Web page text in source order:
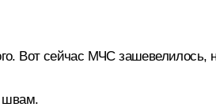
Вот сейчас МЧС зашевелилось,
швам.